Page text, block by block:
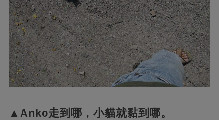
▲Anko走到哪，小貓就黏到哪。